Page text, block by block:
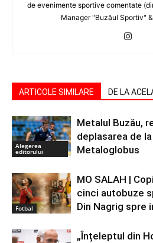
de evenimente sportive comentate
Manager "Buzăul Sportiv"
ARTICOLE SIMILARE DE LA
Alegerea
editorului
Metalul Buzău,
deplasarea de
Metaloglobus
Fotbal
MO SALAH |
cinci autobuze
Din Nagrig spre
„Înțeleptul din